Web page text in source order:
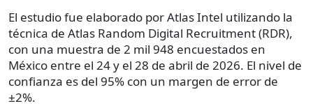
El estudio fue elaborado por Atlas Intel utilizando la
técnica de Atlas Random Digital Recruitment (RDR),
con una muestra de 2 mil 948 encuestados en
México entre el 24 y el 28 de abril de 2026. El nivel de
confianza es del 95% con un margen de error de
±2%.